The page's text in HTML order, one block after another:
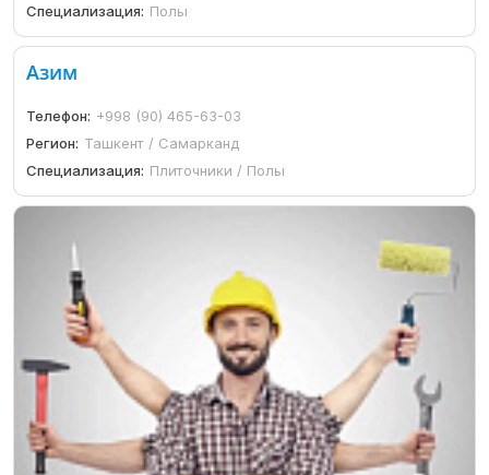
Специализация: Полы
Азим
Телефон: +998 (90) 465-63-03
Регион: Ташкент / Самарканд
Специализация: Плиточники / Полы